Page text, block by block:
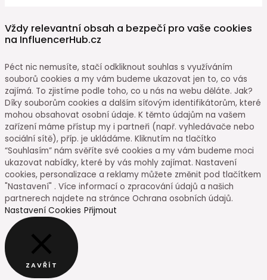
Vždy relevantní obsah a bezpečí pro vaše cookies
na InfluencerHub.cz
Péct nic nemusíte, stačí odkliknout souhlas s využíváním
souborů cookies a my vám budeme ukazovat jen to, co vás
zajímá. To zjistíme podle toho, co u nás na webu děláte. Jak?
Díky souborům cookies a dalším síťovým identifikátorům, které
mohou obsahovat osobní údaje. K těmto údajům na vašem
zařízení máme přístup my i partneři (např. vyhledávače nebo
sociální sítě), příp. je ukládáme. Kliknutím na tlačítko
“Souhlasím” nám svěříte své cookies a my vám budeme moci
ukazovat nabídky, které by vás mohly zajímat. Nastavení
cookies, personalizace a reklamy můžete změnit pod tlačítkem
"Nastavení" . Více informací o zpracování údajů a našich
partnerech najdete na stránce Ochrana osobních údajů.
Nastavení Cookies Přijmout
ZAVŘÍT